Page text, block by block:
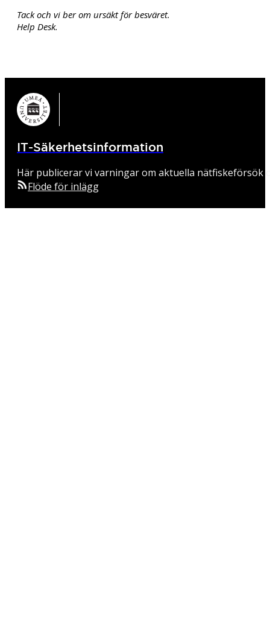
Tack och vi ber om ursäkt för besväret.
Help Desk.
IT-Säkerhetsinformation
Här publicerar vi varningar om aktuella
Flöde för inlägg